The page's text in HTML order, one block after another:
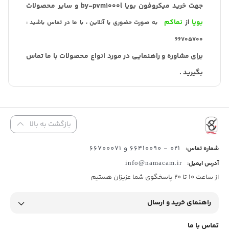
جهت خرید میکروفون بویا by-pvm1000l و سایر محصولات
بویا از نماکم
به صورت حضوری یا آنلاین ، با ما در تماس باشید :
66705700
برای مشاوره و راهنمایی در مورد انواع محصولات با ما تماس
بگیرید .
بازگشت به بالا
شماره تماس: 021 - 66410090 و 66700071
آدرس ایمیل: info@namacam.ir
از ساعت 10 تا 20 پاسخگوی شما عزیزان هستیم
راهنمای خرید و ارسال
تماس با ما